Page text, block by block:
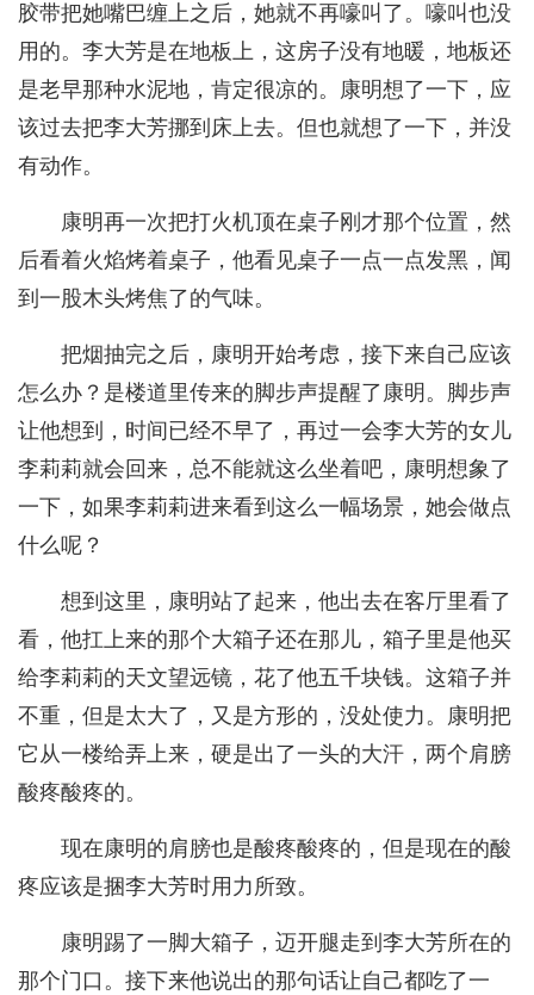
胶带把她嘴巴缠上之后，她就不再嚎叫了。嚎叫也没
用的。李大芳是在地板上，这房子没有地暖，地板还
是老早那种水泥地，肯定很凉的。康明想了一下，应
该过去把李大芳挪到床上去。但也就想了一下，并没
有动作。
康明再一次把打火机顶在桌子刚才那个位置，然
后看着火焰烤着桌子，他看见桌子一点一点发黑，闻
到一股木头烤焦了的气味。
把烟抽完之后，康明开始考虑，接下来自己应该
怎么办？是楼道里传来的脚步声提醒了康明。脚步声
让他想到，时间已经不早了，再过一会李大芳的女儿
李莉莉就会回来，总不能就这么坐着吧，康明想象了
一下，如果李莉莉进来看到这么一幅场景，她会做点
什么呢？
想到这里，康明站了起来，他出去在客厅里看了
看，他扛上来的那个大箱子还在那儿，箱子里是他买
给李莉莉的天文望远镜，花了他五千块钱。这箱子并
不重，但是太大了，又是方形的，没处使力。康明把
它从一楼给弄上来，硬是出了一头的大汗，两个肩膀
酸疼酸疼的。
现在康明的肩膀也是酸疼酸疼的，但是现在的酸
疼应该是捆李大芳时用力所致。
康明踢了一脚大箱子，迈开腿走到李大芳所在的
那个门口。接下来他说出的那句话让自己都吃了一